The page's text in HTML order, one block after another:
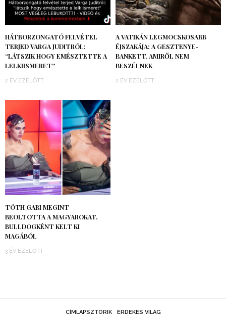
HÁTBORZONGATÓ FELVÉTEL
TERJED VARGA JUDITRÓL:
“LÁTSZIK HOGY EMÉSZTETTE A
LELKIISMERET”
2 ÉV EZELŐTT
A VATIKÁN LEGMOCSKOSABB
ÉJSZAKÁJA: A GESZTENYE-
BANKETT, AMIRŐL NEM
BESZÉLNEK
2 ÉV EZELŐTT
TÓTH GABI MEGINT
BEOLTOTTA A MAGYAROKAT,
BULLDOGKÉNT KELT KI
MAGÁBÓL
3 ÉV EZELŐTT
CÍMLAPSZTORIK ÉRDEKES VILÁG